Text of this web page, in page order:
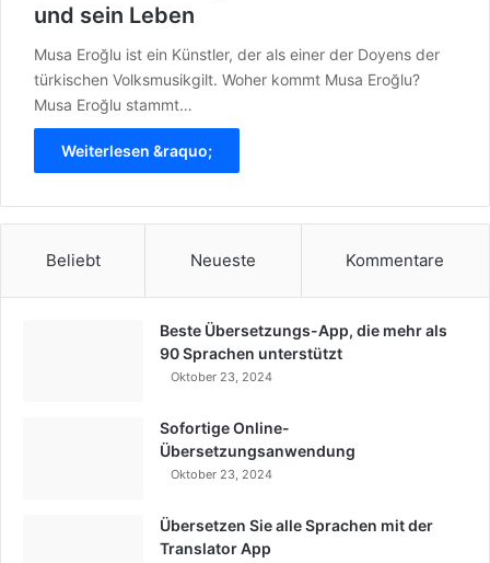
und sein Leben
Musa Eroğlu ist ein Künstler, der als einer der Doyens der
türkischen Volksmusikgilt. Woher kommt Musa Eroğlu?
Musa Eroğlu stammt…
Weiterlesen &raquo;
Beliebt Neueste Kommentare
Beste Übersetzungs-App, die mehr als
90 Sprachen unterstützt
Oktober 23, 2024
Sofortige Online-
Übersetzungsanwendung
Oktober 23, 2024
Übersetzen Sie alle Sprachen mit der
Translator App